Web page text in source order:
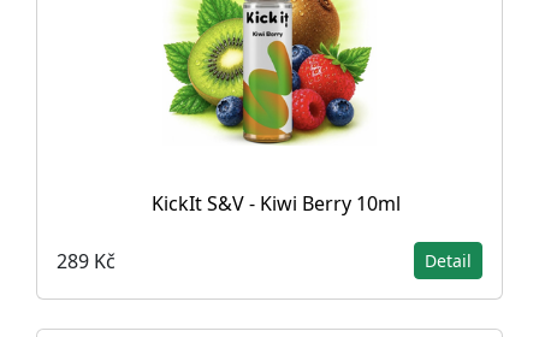
KickIt S&V - Kiwi Berry 10ml
289 Kč Detail